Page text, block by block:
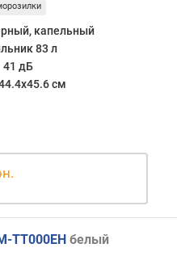
капельный
83 л
41 дБ
см
TT000EH белый